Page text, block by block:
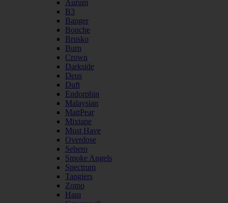
Aurum
B3
Banger
Bonche
Brusko
Burn
Crown
Darkside
Deus
Duft
Endorphin
Malaysian
MattPear
Mixtape
Must Have
Overdose
Sebero
Smoke Angels
Spectrum
Tangiers
Zomo
Наш